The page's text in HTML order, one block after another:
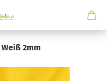
2mm